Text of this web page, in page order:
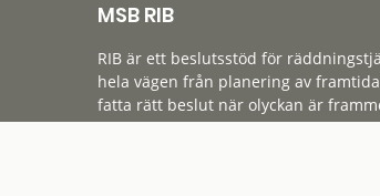
MSB RIB
RIB är ett beslutsstöd för
hela vägen från planering av
fatta rätt beslut när olyckan är